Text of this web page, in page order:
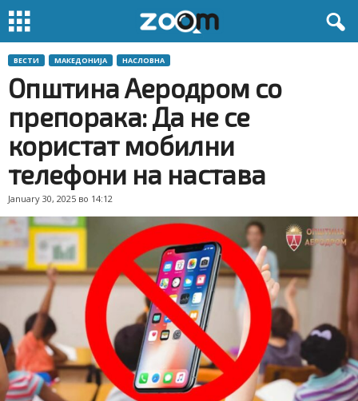
ВЕСТИ МАКЕДОНИЈА НАСЛОВНА
Општина Аеродром со
препорака: Да не се
користат мобилни
телефони на настава
January 30, 2025 во 14:12